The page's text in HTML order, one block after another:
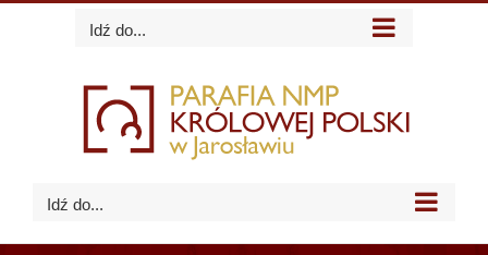
Idź do...
Idź do...